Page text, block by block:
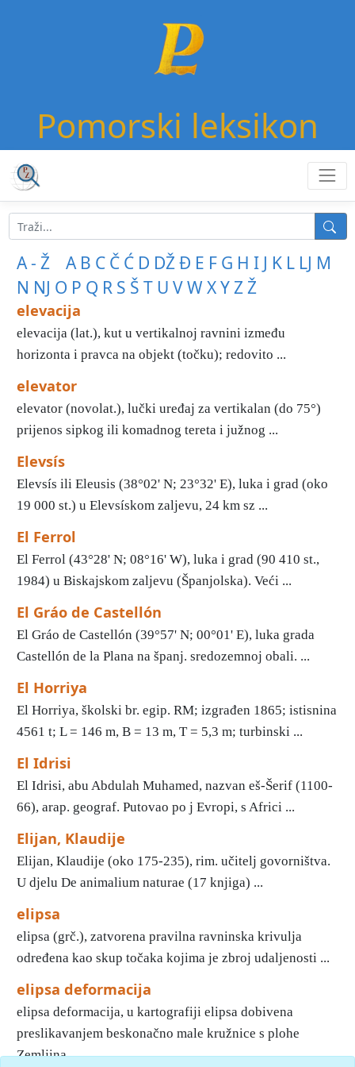
Pomorski leksikon
A - Ž A B C Č Ć D DŽĐ E F G H I J K L LJ M
N NJ O P Q R S Š T U VWXYZŽ
elevacija
elevacija (lat.), kut u vertikalnoj ravnini između
horizonta i pravca na objekt (točku); redovito ...
elevator
elevator (novolat.), lučki uređaj za vertikalan (do 75°)
prijenos sipkog ili komadnog tereta i južnog ...
Elevsís
Elevsís ili Eleusis (38°02' N; 23°32' E), luka i grad (oko
19 000 st.) u Elevsískom zaljevu, 24 km sz ...
El Ferrol
El Ferrol (43°28' N; 08°16' W), luka i grad (90 410 st.,
1984) u Biskajskom zaljevu (Španjolska). Veći ...
El Gráo de Castellón
El Gráo de Castellón (39°57' Ν; 00°01' Ε), luka grada
Castellón de la Plana na španj. sredozemnoj obali. ...
El Horriya
El Horriya, školski br. egip. RM; izgrađen 1865; istisnina
4561 t; L = 146 m, Β = 13 m, T = 5,3 m; turbinski ...
El Idrisi
El Idrisi, abu Abdulah Muhamed, nazvan eš-Šerif (1100-
66), arap. geograf. Putovao po j Evropi, s Africi ...
Elijan, Klaudije
Elijan, Klaudije (oko 175-235), rim. učitelj govorništva.
U djelu De animalium naturae (17 knjiga) ...
elipsa
elipsa (grč.), zatvorena pravilna ravninska krivulja
određena kao skup točaka kojima je zbroj udaljenosti ...
elipsa deformacija
elipsa deformacija, u kartografiji elipsa dobivena
preslikavanjem beskonačno male kružnice s plohe
Zemljina ...